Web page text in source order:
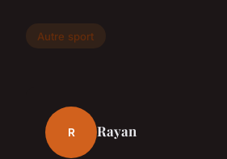
Autre sport
R Rayan